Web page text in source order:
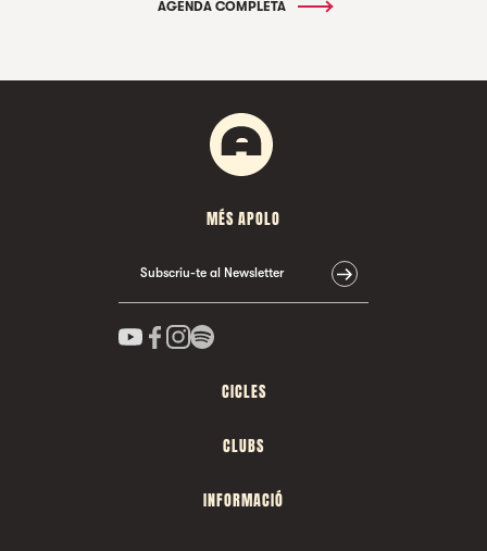
AGENDA COMPLETA
MÉS APOLO
Subscriu-te al Newsletter
CICLES
CLUBS
INFORMACIÓ